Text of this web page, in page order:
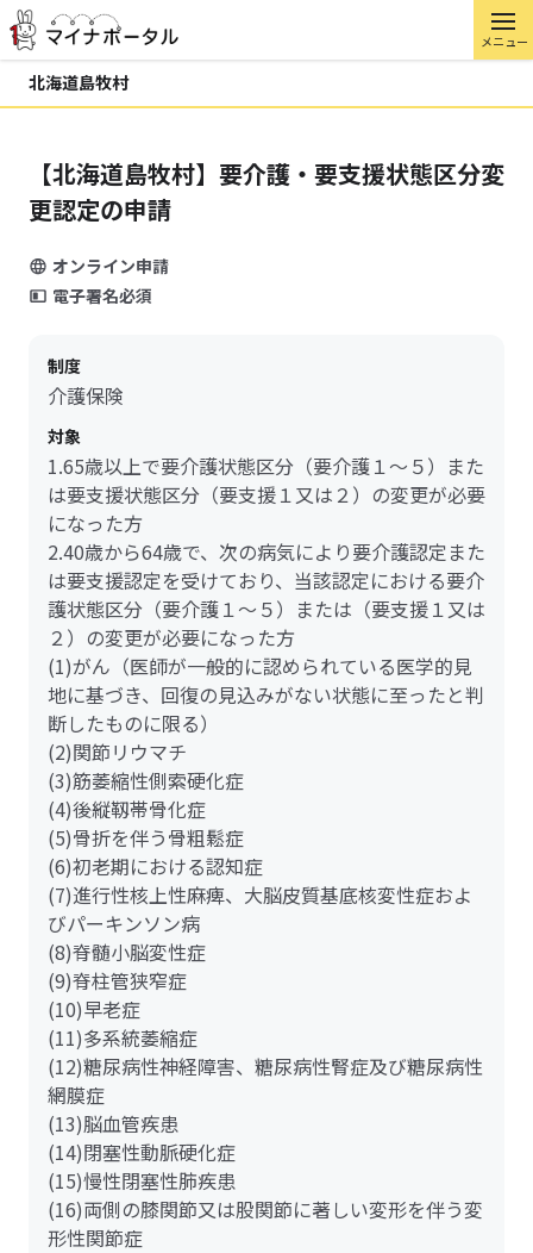
メニュー
北海道島牧村
【北海道島牧村】要介護・要支援状態区分変
更認定の申請
オンライン申請
電子署名必須
制度
介護保険
対象
1.65歳以上で要介護状態区分（要介護１～５）また
は要支援状態区分（要支援１又は２）の変更が必要
になった方
2.40歳から64歳で、次の病気により要介護認定また
は要支援認定を受けており、当該認定における要介
護状態区分（要介護１～５）または（要支援１又は
２）の変更が必要になった方
(1)がん（医師が一般的に認められている医学的見
地に基づき、回復の見込みがない状態に至ったと判
断したものに限る）
(2)関節リウマチ
(3)筋萎縮性側索硬化症
(4)後縦靱帯骨化症
(5)骨折を伴う骨粗鬆症
(6)初老期における認知症
(7)進行性核上性麻痺、大脳皮質基底核変性症およ
びパーキンソン病
(8)脊髄小脳変性症
(9)脊柱管狭窄症
(10)早老症
(11)多系統萎縮症
(12)糖尿病性神経障害、糖尿病性腎症及び糖尿病性
網膜症
(13)脳血管疾患
(14)閉塞性動脈硬化症
(15)慢性閉塞性肺疾患
(16)両側の膝関節又は股関節に著しい変形を伴う変
形性関節症